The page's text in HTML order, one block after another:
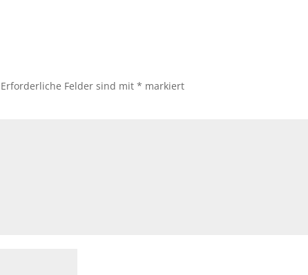
Erforderliche Felder sind mit* markiert